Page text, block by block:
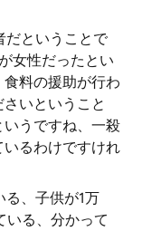
だということで
女性だったとい
料の援助が行わ
いということ
うですね、一殺
るわけですけれ
る、子供が1万
いる、分かって